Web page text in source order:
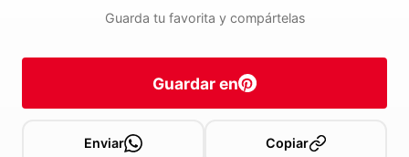
Guarda tu favorita y compártelas
Guardar en
Enviar Copiar